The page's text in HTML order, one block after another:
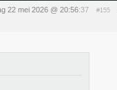
22 mei 2026 @ 20:56:37 #155